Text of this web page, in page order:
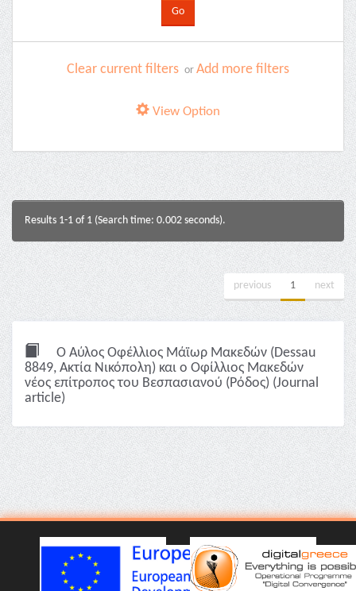
Clear current filters or Add more filters
View Option
Results 1-1 of 1 (Search time: 0.002 seconds).
previous 1 next
Ο Αύλος Οφέλλιος Μάϊωρ Μακεδών (Dessau
8849, Ακτία Νικόπολη) και ο Οφίλλιος Μακεδών
νέος επίτροπος του Βεσπασιανού (Ρόδος) (Journal
article)